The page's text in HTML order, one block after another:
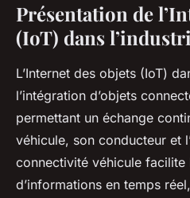
Comment
améliore-t-il
véhicules ?
Margaux 21 juillet 2025 • 5 min
Présentation de
(IoT) dans
L’Internet des objets (IoT)
l’intégration d’objets
permettant un échange
véhicule, son conducteur et
connectivité véhicule facilite
d’informations en temps